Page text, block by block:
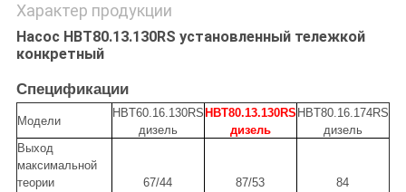
Характер продукции
Насос HBT80.13.130RS установленный тележкой
конкретный
Спецификации
Модели
HBT60.16.130RS
дизель
HBT80.13.130RS
дизель
HBT80.16.174RS
дизель
Выход
максимальной
теории
67/44 87/53 84